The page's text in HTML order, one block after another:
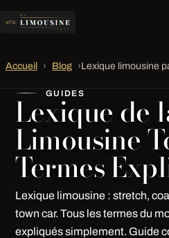
Accueil › Blog ›Lexique limousine
GUIDES
Lexique de
Limousine
Termes
Lexique limousine : stretch,
town car. Tous les termes du
expliqués simplement. Guide